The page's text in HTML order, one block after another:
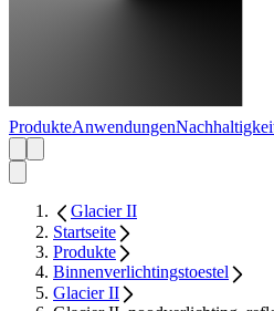
ProdukteAnwendungen
Glacier II
Startseite
Produkte
Binnenverlichtingstoestel
Glacier II